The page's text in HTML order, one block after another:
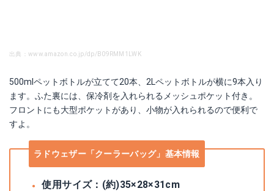
出典：www.amazon.co.jp/dp/B09RMM1LWK
500mlペットボトルが立てて20本、2Lペットボトルが横に9本入り
ます。ふた裏には、保冷剤を入れられるメッシュポケット付き。
フロントにも大型ポケットがあり、小物が入れられるので便利で
すよ。
ラドウェザー「クーラーバッグ」基本情報
使用サイズ：(約)35×28×31cm